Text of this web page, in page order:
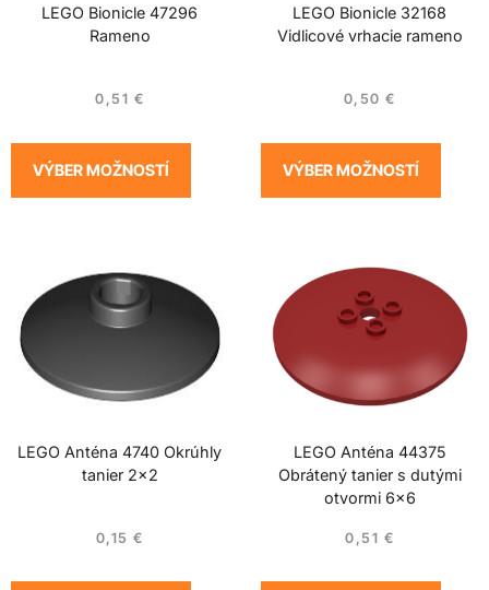
LEGO Bionicle 47296
Rameno
0,51 €
VÝBER MOŽNOSTÍ
LEGO Bionicle 32168
Vidlicové vrhacie rameno
0,50 €
VÝBER MOŽNOSTÍ
LEGO Anténa 4740 Okrúhly
tanier 2×2
0,15 €
LEGO Anténa 44375
Obrátený tanier s dutými
otvormi 6×6
0,51 €